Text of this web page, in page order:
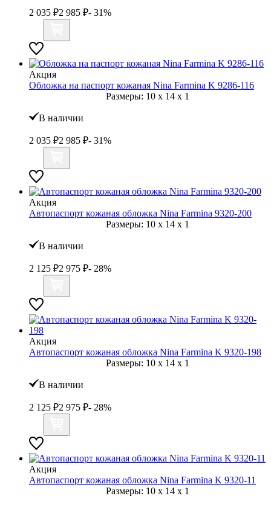
2 035 ₽2 985 ₽- 31%
Акция
Обложка на паспорт кожаная Nina Farmina K 9286-116
Размеры: 10 x 14 x 1
В наличии
2 035 ₽2 985 ₽- 31%
Акция
Автопаспорт кожаная обложка Nina Farmina 9320-200
Размеры: 10 x 14 x 1
В наличии
2 125 ₽2 975 ₽- 28%
Акция
Автопаспорт кожаная обложка Nina Farmina K 9320-198
Размеры: 10 x 14 x 1
В наличии
2 125 ₽2 975 ₽- 28%
Акция
Автопаспорт кожаная обложка Nina Farmina K 9320-11
Размеры: 10 x 14 x 1